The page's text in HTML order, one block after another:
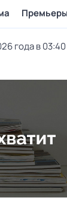
года в 03:40